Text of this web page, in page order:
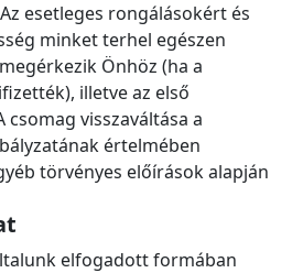
esetleges rongálásokért és
minket terhel egészen
Önhöz (ha a
illetve az első
visszaváltása a
értelmében
törvényes előírások alapján
elfogadott formában